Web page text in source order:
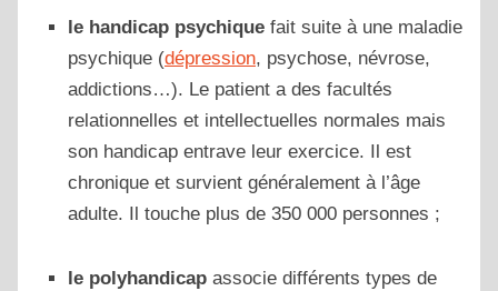
le handicap psychique fait suite à une maladie
psychique (dépression, psychose, névrose,
addictions…). Le patient a des facultés
relationnelles et intellectuelles normales mais
son handicap entrave leur exercice. Il est
chronique et survient généralement à l’âge
adulte. Il touche plus de 350 000 personnes ;
le polyhandicap associe différents types de